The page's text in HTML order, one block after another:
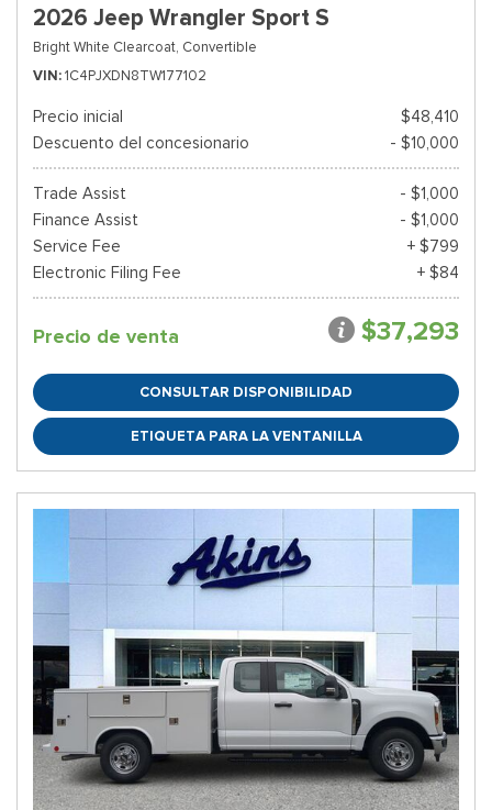
2026 Jeep Wrangler Sport S
Bright White Clearcoat, Convertible
VIN 1C4PJXDN8TW177102
Precio inicial
$48,410
Descuento del concesionario
- $10,000
Trade Assist
- $1,000
Finance Assist
- $1,000
Service Fee
+ $799
Electronic Filing Fee
+ $84
Precio de venta $37,293
CONSULTAR DISPONIBILIDAD
ETIQUETA PARA LA VENTANILLA